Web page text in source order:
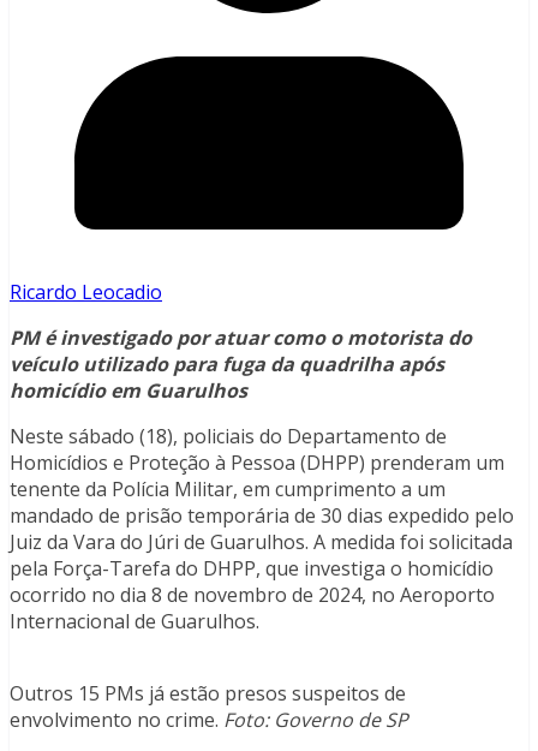
Ricardo Leocadio
PM é investigado por atuar como o motorista do
veículo utilizado para fuga da quadrilha após
homicídio em Guarulhos
Neste sábado (18), policiais do Departamento de
Homicídios e Proteção à Pessoa (DHPP) prenderam um
tenente da Polícia Militar, em cumprimento a um
mandado de prisão temporária de 30 dias expedido pelo
Juiz da Vara do Júri de Guarulhos. A medida foi solicitada
pela Força-Tarefa do DHPP, que investiga o homicídio
ocorrido no dia 8 de novembro de 2024, no Aeroporto
Internacional de Guarulhos.
Outros 15 PMs já estão presos suspeitos de
envolvimento no crime. Foto: Governo de SP